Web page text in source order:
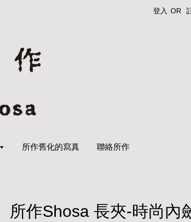
登入 OR
所作舊化的寫真 聯絡所作
所作Shosa 長夾-時尚內